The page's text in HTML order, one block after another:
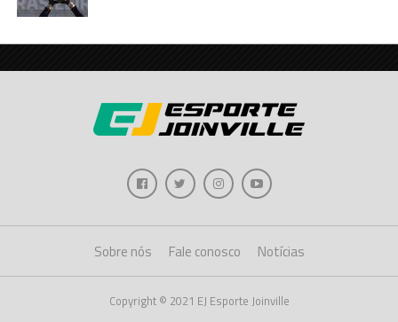
Sobre nós Fale conosco Notícias
Copyright © 2021 EJ Esporte Joinville